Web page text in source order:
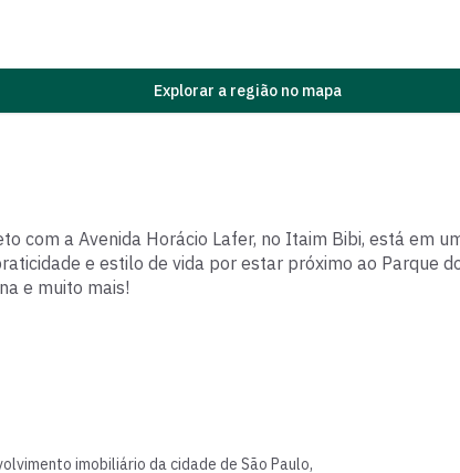
Explorar a região no mapa
com a Avenida Horácio Lafer, no Itaim Bibi, está em
e estilo de vida por estar próximo ao Parque
e muito mais!
imobiliário da cidade de São Paulo,